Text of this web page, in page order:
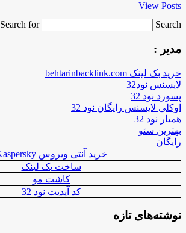
View Posts
Search for
Search …
مدیر :
خرید بک لینک behtarinbacklink.com
لایسنس نود32
پسورد نود 32
اوکلی لایسنس رایگان نود 32
همیار نود 32
بهترین سئو
رایگان
خرید آنتی ویروس Kaspersky
ساخت بک لینک
کاشت مو
کد آپدیت نود 32
نوشته‌های تازه